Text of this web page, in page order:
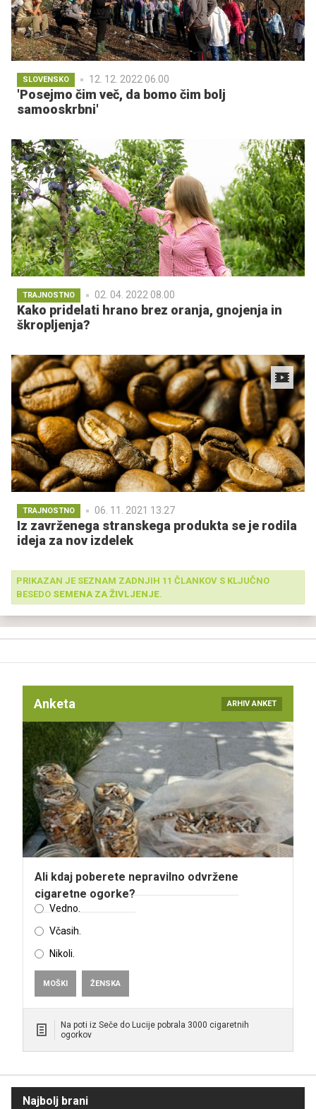
SLOVENSKO 12. 12. 2022 06.00
'Posejmo čim več, da bomo čim bolj
samooskrbni'
TRAJNOSTNO 02. 04. 2022 08.00
Kako pridelati hrano brez oranja, gnojenja in
škropljenja?
TRAJNOSTNO 06. 11. 2021 13.27
Iz zavrženega stranskega produkta se je rodila
ideja za nov izdelek
PRIKAZAN JE SEZNAM ZADNJIH 11 ČLANKOV S KLJUČNO
BESEDO SEMENA ZA ŽIVLJENJE.
Anketa ARHIV ANKET
Ali kdaj poberete nepravilno odvržene
cigaretne ogorke?
Vedno.
Včasih.
Nikoli.
MOŠKI ŽENSKA
Na poti iz Seče do Lucije pobrala 3000 cigaretnih
ogorkov
Najbolj brani